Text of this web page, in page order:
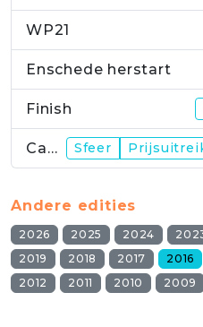
WP21
Enschede herstart
Finish
Campus Sfeer
Andere edities
2026 2025 2024
2019
2018 2017 2016
2012
2011 2010 2009